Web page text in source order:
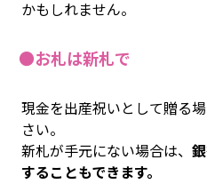
かもしれません。
●お札は新札で
現金を出産祝いとして贈る
さい。
新札が手元にない場合は、
することもできます。